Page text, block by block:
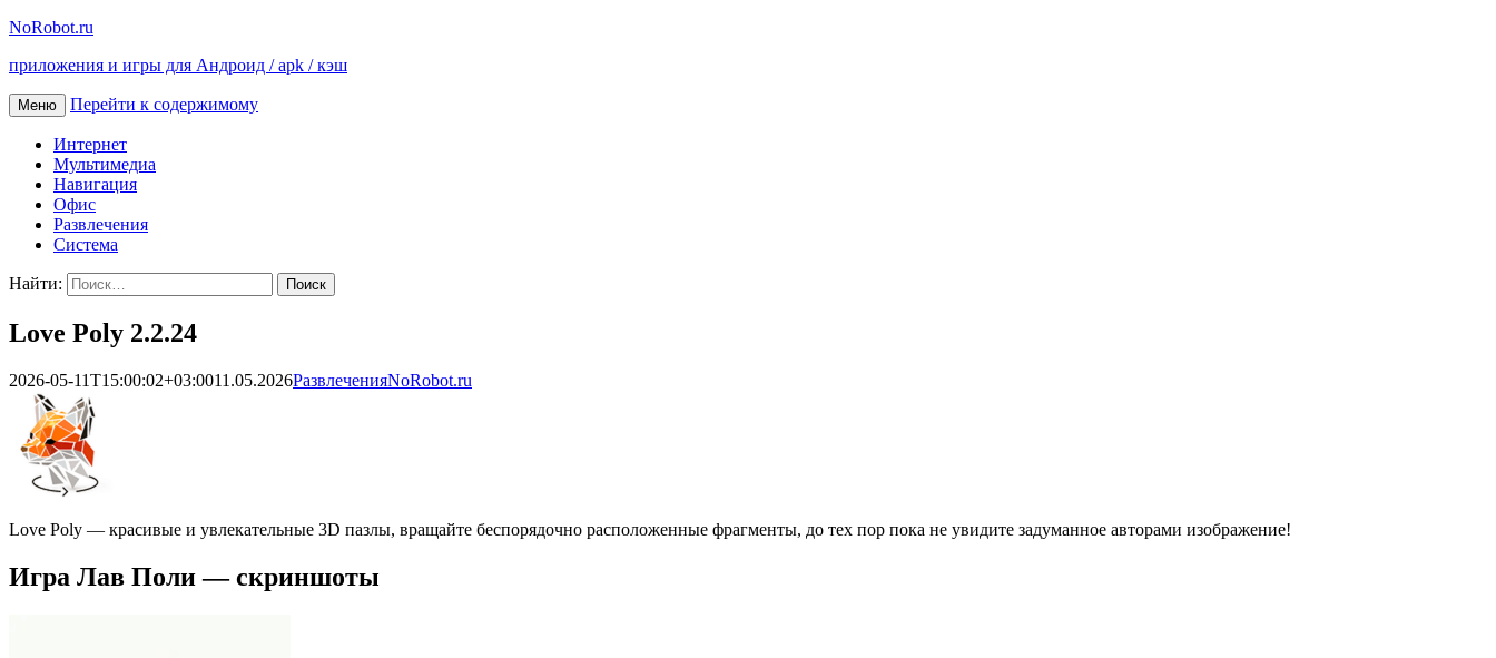
NoRobot.ru
приложения и игры для Андроид / apk / кэш
Меню Перейти к содержимому
Интернет
Мультимедиа
Навигация
Офис
Развлечения
Система
Найти:
Love Poly 2.2.24
2026-05-11T15:00:02+03:0011.05.2026РазвлеченияNoRobot.ru
Love Poly — красивые и увлекательные 3D пазлы, вращайте беспорядочно расположенные фрагменты, до тех пор пока не увидите задуманное авторами изображение!
Игра Лав Поли — скриншоты